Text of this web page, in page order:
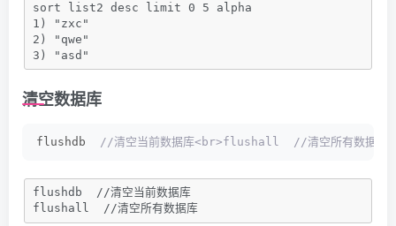
sort list2 desc limit 0 5 alpha
1) "zxc"
2) "qwe"
3) "asd"
清空数据库
flushdb //清空当前数据库<br>flushall  //清空所有数据库
flushdb  //清空当前数据库
flushall  //清空所有数据库